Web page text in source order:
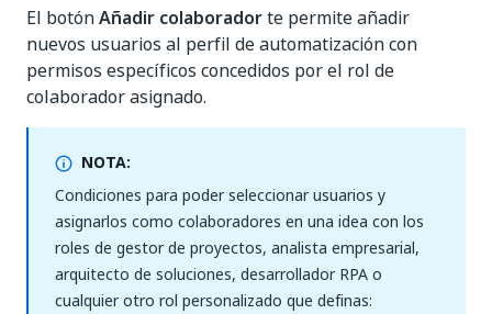
El botónAñadir colaboradorte permite añadir
nuevos usuarios al perfil de automatización con
permisos específicos concedidos por el rol de
colaborador asignado.
NOTA:
Condiciones para poder seleccionar usuarios y
asignarlos como colaboradores en una idea con los
roles de gestor de proyectos, analista empresarial,
arquitecto de soluciones, desarrollador RPA o
cualquier otro rol personalizado que definas: